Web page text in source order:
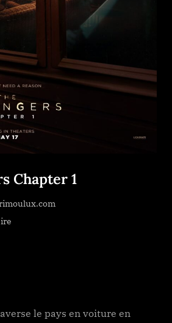
Chapter 1
le pays en voiture en